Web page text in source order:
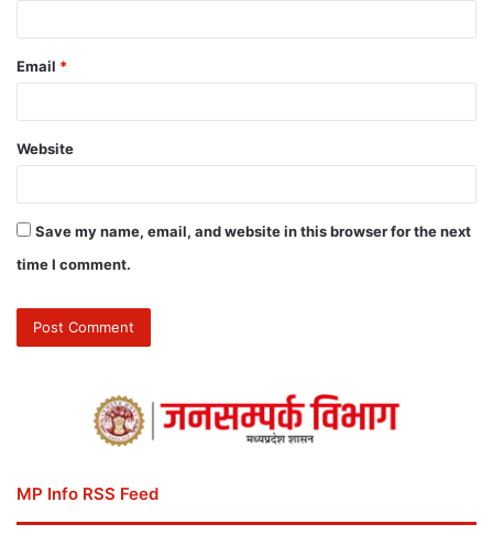
Email *
Website
Save my name, email, and website in this browser for the next
time I comment.
MP Info RSS Feed